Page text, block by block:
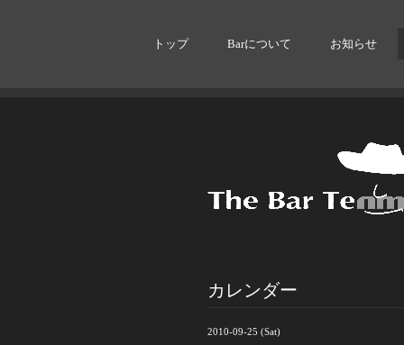
トップ Barについて お知らせ
カレンダー
2010-09-25 (Sat)